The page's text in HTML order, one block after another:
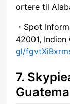
ortere til
・Spot
42001,
gl/
7.